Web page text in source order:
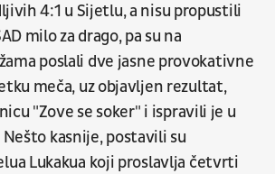
4:1 u Sijetlu, a nisu propustili
milo za drago, pa su na
poslali dve jasne provokativne
meča, uz objavljen rezultat,
"Zove se soker" i ispravili je u
Nešto kasnije, postavili su
Lukakua koji proslavlja četvrti